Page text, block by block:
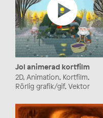
Jol animerad kortfilm
2D, Animation, Kortfilm,
Rörlig grafik/gif, Vektor